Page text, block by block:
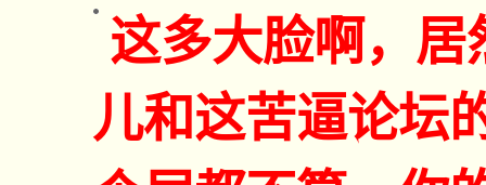
这多大脸啊，
儿和这苦逼论坛